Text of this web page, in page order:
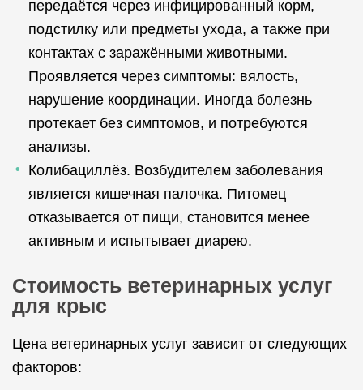
передаётся через инфицированный корм,
подстилку или предметы ухода, а также при
контактах с заражёнными животными.
Проявляется через симптомы: вялость,
нарушение координации. Иногда болезнь
протекает без симптомов, и потребуются
анализы.
Колибациллёз. Возбудителем заболевания
является кишечная палочка. Питомец
отказывается от пищи, становится менее
активным и испытывает диарею.
Стоимость ветеринарных услуг
для крыс
Цена ветеринарных услуг зависит от следующих
факторов: